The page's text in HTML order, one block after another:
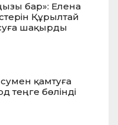
бар»: Елена
Құрылтай
шақырды
қамтуға
теңге бөлінді